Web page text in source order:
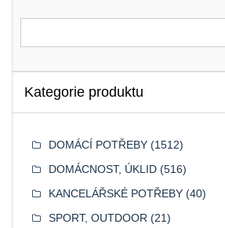
Kategorie produktu
DOMÁCÍ POTŘEBY (1512)
DOMÁCNOST, ÚKLID (516)
KANCELÁŘSKÉ POTŘEBY (40)
SPORT, OUTDOOR (21)